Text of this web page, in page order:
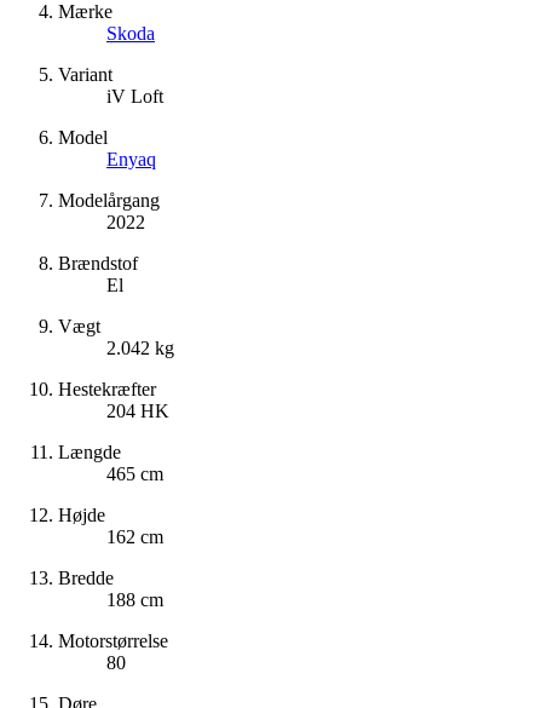
Mærke
Skoda
Variant
iV Loft
Model
Enyaq
Modelårgang
2022
Brændstof
El
Vægt
2.042 kg
Hestekræfter
204 HK
Længde
465 cm
Højde
162 cm
Bredde
188 cm
Motorstørrelse
80